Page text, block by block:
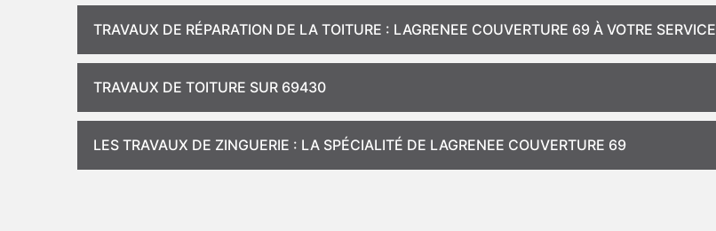
TRAVAUX DE RÉPARATION DE LA TOITURE : LAGRENEE COUVERTURE 69 À VOTRE SERVICE
TRAVAUX DE TOITURE SUR 69430
LES TRAVAUX DE ZINGUERIE : LA SPÉCIALITÉ DE LAGRENEE COUVERTURE 69